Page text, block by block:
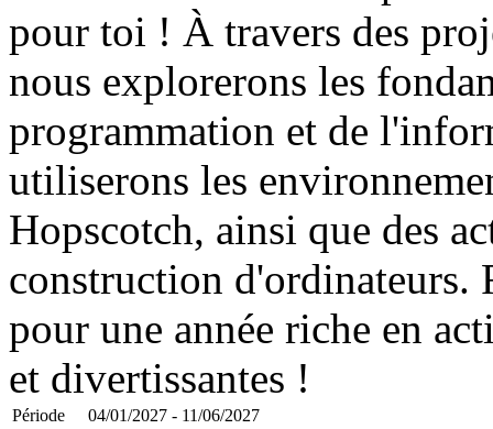
pour toi ! À travers des
nous explorerons les
programmation et de
utiliserons les
Hopscotch, ainsi que des
construction d'ordinateurs.
pour une année riche en
et divertissantes !
Période
04/01/2027 - 11/06/2027